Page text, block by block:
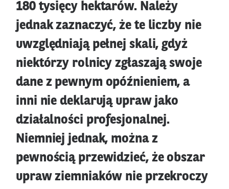
180 tysięcy hektarów. Należy
jednak zaznaczyć, że te liczby nie
uwzględniają pełnej skali, gdyż
niektórzy rolnicy zgłaszają swoje
dane z pewnym opóźnieniem, a
inni nie deklarują upraw jako
działalności profesjonalnej.
Niemniej jednak, można z
pewnością przewidzieć, że obszar
upraw ziemniaków nie przekroczy